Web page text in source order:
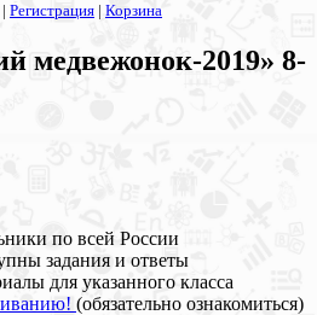
| Регистрация | Корзина
медвежонок-2019» 8-
по всей России
задания и ответы
для указанного класса
(обязательно ознакомиться)